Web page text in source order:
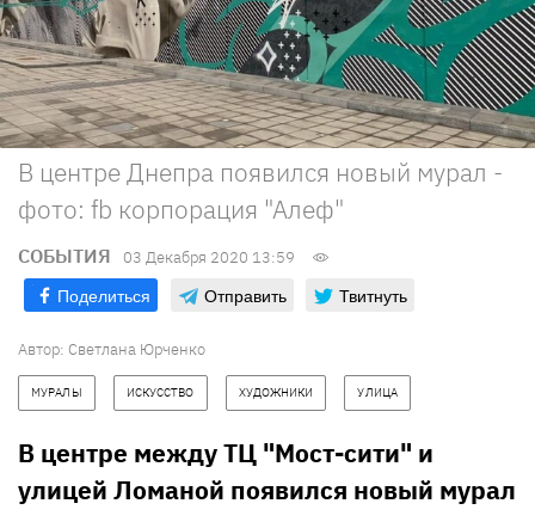
В центре Днепра появился новый мурал -
фото: fb корпорация "Алеф"
СОБЫТИЯ 03 Декабря 2020 13:59
Поделиться Отправить Твитнуть
Автор: Светлана Юрченко
МУРАЛЫ ИСКУССТВО ХУДОЖНИКИ УЛИЦА
В центре между ТЦ "Мост-сити" и
улицей Ломаной появился новый мурал